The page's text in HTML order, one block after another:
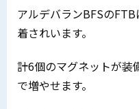
アルデバランBFSの
着されいます。
計6個のマグネットが装
で増やせます。